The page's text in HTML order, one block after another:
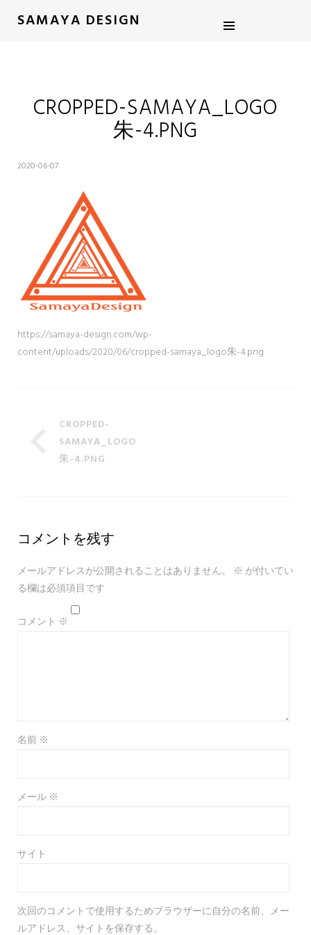
SAMAYA DESIGN
CROPPED-SAMAYA_LOGO
朱-4.PNG
2020-06-07
https://samaya-design.com/wp-
content/uploads/2020/06/cropped-samaya_logo朱-4.png
CROPPED-
SAMAYA_LOGO
朱-4.PNG
コメントを残す
メールアドレスが公開されることはありません。 ※ が付いてい
る欄は必須項目です
コメント ※
名前 ※
メール ※
サイト
次回のコメントで使用するためブラウザーに自分の名前、メー
ルアドレス、サイトを保存する。